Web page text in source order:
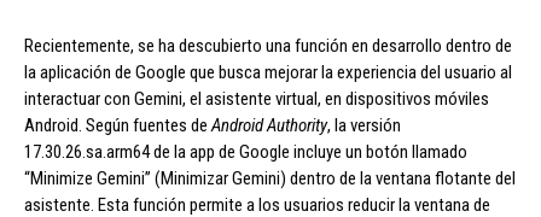
Recientemente, se ha descubierto una función en desarrollo dentro de
la aplicación de Google que busca mejorar la experiencia del usuario al
interactuar con Gemini, el asistente virtual, en dispositivos móviles
Android. Según fuentes deAndroid Authority, la versión
17.30.26.sa.arm64 de la app de Google incluye un botón llamado
“Minimize Gemini” (Minimizar Gemini) dentro de la ventana flotante del
asistente. Esta función permite a los usuarios reducir la ventana de